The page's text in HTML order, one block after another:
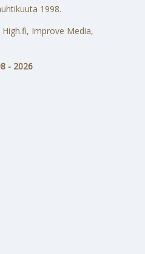
1998.
Improve Media,
- 2026